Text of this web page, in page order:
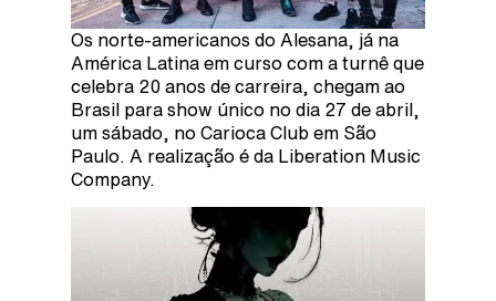
Os norte-americanos do Alesana, já na
América Latina em curso com a turnê que
celebra 20 anos de carreira, chegam ao
Brasil para show único no dia 27 de abril,
um sábado, no Carioca Club em São
Paulo. A realização é da Liberation Music
Company.